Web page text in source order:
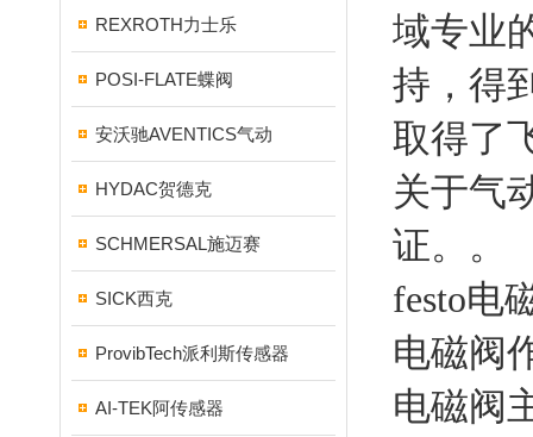
REXROTH力士乐
POSI-FLATE蝶阀
安沃驰AVENTICS气动
HYDAC贺德克
SCHMERSAL施迈赛
SICK西克
ProvibTech派利斯传感器
AI-TEK阿传感器
域专业
持，得
取得了
关于气
证。。
festo电
电磁阀
电磁阀